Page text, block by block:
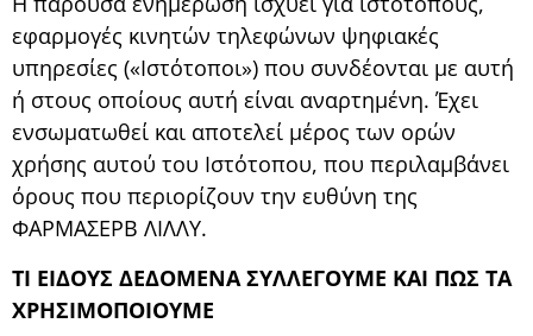
εφαρμογές κινητών τηλεφώνων ψηφιακές
υπηρεσίες («Ιστότοποι») που συνδέονται με αυτή
ή στους οποίους αυτή είναι αναρτημένη. Έχει
ενσωματωθεί και αποτελεί μέρος των ορών
χρήσης αυτού του Ιστότοπου, που περιλαμβάνει
όρους που περιορίζουν την ευθύνη της
ΦΑΡΜΑΣΕΡΒ ΛΙΛΛΥ.
ΤΙ ΕΙΔΟΥΣ ΔΕΔΟΜΕΝΑ ΣΥΛΛΕΓΟΥΜΕ ΚΑΙ ΠΩΣ ΤΑ
ΧΡΗΣΙΜΟΠΟΙΟΥΜΕ